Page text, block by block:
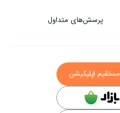
پرسش‌های متداول
مستقیم اپلیکیشن